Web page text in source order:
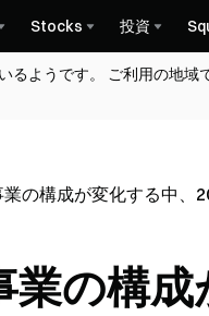
Stocks 投資
るようです。 ご利用の地
の構成が変化する中、
業の構